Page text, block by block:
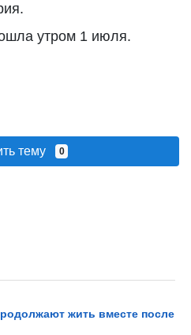
утром 1 июля.
тему 0
жить вместе после